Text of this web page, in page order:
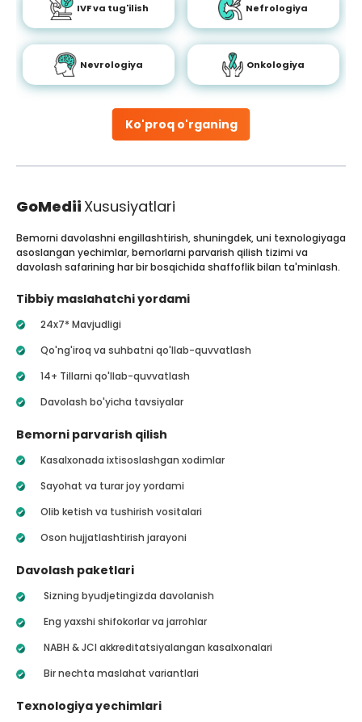
Ko'proq o'rganing
IVF va tug'ilish Nefrologiya
Nevrologiya Onkologiya
GoMedii Xususiyatlari
Bemorni davolashni engillashtirish, shuningdek, uni texnologiyaga
asoslangan yechimlar, bemorlarni parvarish qilish tizimi va
davolash safarining har bir bosqichida shaffoflik bilan ta'minlash.
Tibbiy maslahatchi yordami
24x7* Mavjudligi
Qo'ng'iroq va suhbatni qo'llab-quvvatlash
14+ Tillarni qo'llab-quvvatlash
Davolash bo'yicha tavsiyalar
Bemorni parvarish qilish
Kasalxonada ixtisoslashgan xodimlar
Sayohat va turar joy yordami
Olib ketish va tushirish vositalari
Oson hujjatlashtirish jarayoni
Davolash paketlari
Sizning byudjetingizda davolanish
Eng yaxshi shifokorlar va jarrohlar
NABH & JCI akkreditatsiyalangan kasalxonalari
Bir nechta maslahat variantlari
Texnologiya yechimlari